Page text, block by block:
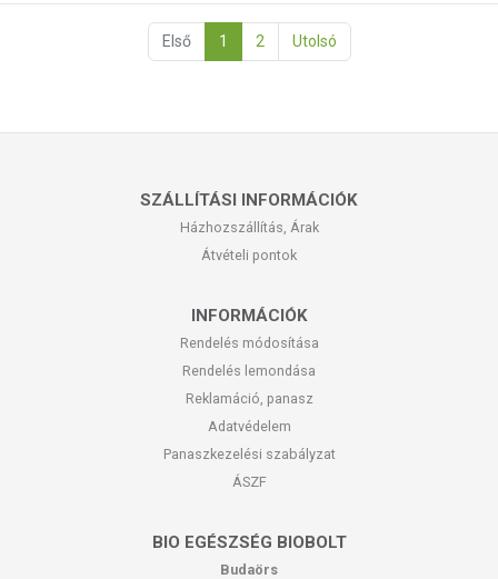
Első 1 2 Utolsó
SZÁLLÍTÁSI INFORMÁCIÓK
Házhozszállítás, Árak
Átvételi pontok
INFORMÁCIÓK
Rendelés módosítása
Rendelés lemondása
Reklamáció, panasz
Adatvédelem
Panaszkezelési szabályzat
ÁSZF
BIO EGÉSZSÉG BIOBOLT
Budaörs